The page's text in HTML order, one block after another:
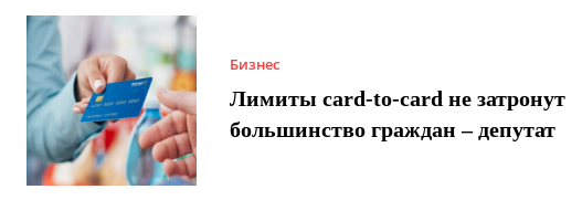
Бизнес
Лимиты card-to-card не затронут
большинство граждан – депутат